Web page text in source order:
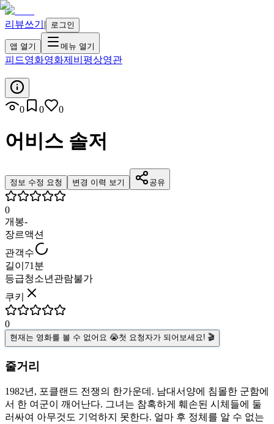
리뷰쓰기 | 로그인
앱 열기 메뉴 열기
피드영화영화제 비평상영관
0 0 0
어비스 솔저
정보 수정 요청 변경 이력 보기 공유
0
개봉-
장르액션
관객수
길이 71분
등급청소년관람불가
쿠키
0
현재는 영화를 볼 수 없어요 😭첫 요청자가 되어보세요! 🎬
줄거리
1982년, 포클랜드 전쟁의 한가운데. 남대서양에 침몰한 군함에
서 한 여군이 깨어난다. 그녀는 참혹하게 훼손된 시체들에 둘
러싸여 아무것도 기억하지 못한다. 얼마 후 정체를 알 수 없는